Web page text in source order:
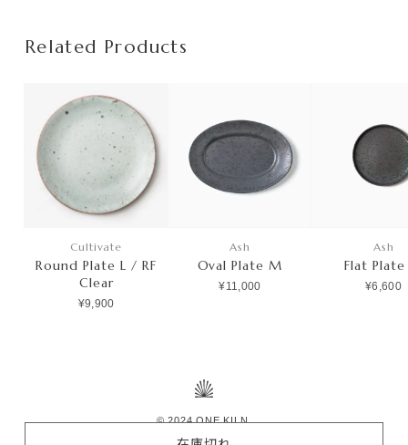
Related Products
Cultivate
Round Plate L / RF
Clear
¥9,900
Ash
Oval Plate M
¥11,000
Ash
Flat
¥6,600
© 2024 ONE KILN.